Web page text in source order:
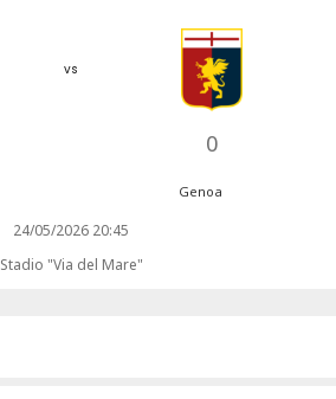
vs
0
Genoa
24/05/2026 20:45
Stadio "Via del Mare"